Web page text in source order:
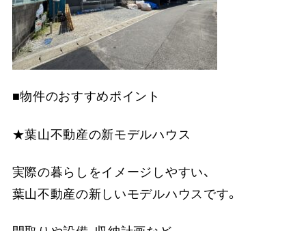
■物件のおすすめポイント
★葉山不動産の新モデルハウス
実際の暮らしをイメージしやすい、
葉山不動産の新しいモデルハウスです。